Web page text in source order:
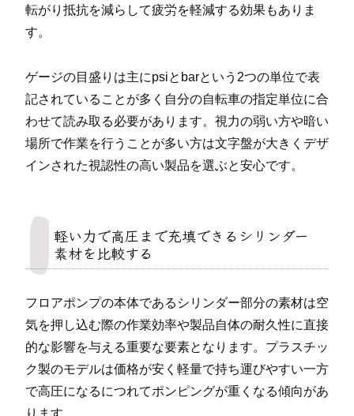
転がり抵抗を減らして疲労を軽減する効果もありま
す。
ゲージの目盛りは主にpsiとbarという2つの単位で表
記されていることが多く自分の自転車の指定単位に合
わせて読み取る必要があります。視力の弱い方や暗い
場所で作業を行うことが多い方は文字盤が大きくデザ
インされた視認性の高い製品を選ぶと安心です。
軽い力で高圧まで充填できるシリンダー
素材を比較する
フロアポンプの本体であるシリンダー部分の素材は空
気を押し込む際の作業効率や製品自体の耐久性に直接
的な影響を与える重要な要素となります。プラスチッ
ク製のモデルは価格が安く軽量で持ち運びやすい一方
で高圧になるにつれてポンピングが重くなる傾向があ
ります。